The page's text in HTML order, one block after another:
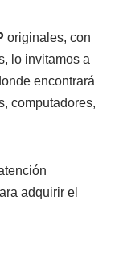
originales, con
lo invitamos a
encontrará
computadores,
adquirir el